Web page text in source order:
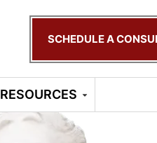
SCHEDULE A
RESOURCES